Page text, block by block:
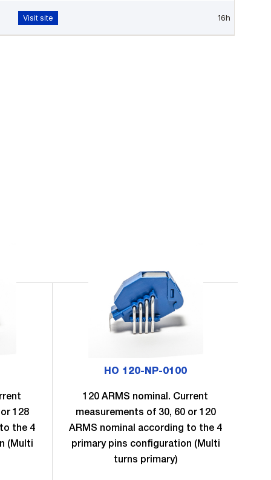
128
the 4
(Multi
HO 120-NP-0100
120 ARMS nominal. Current
measurements of 30, 60 or 120
ARMS nominal according to the 4
primary pins configuration (Multi
turns primary)